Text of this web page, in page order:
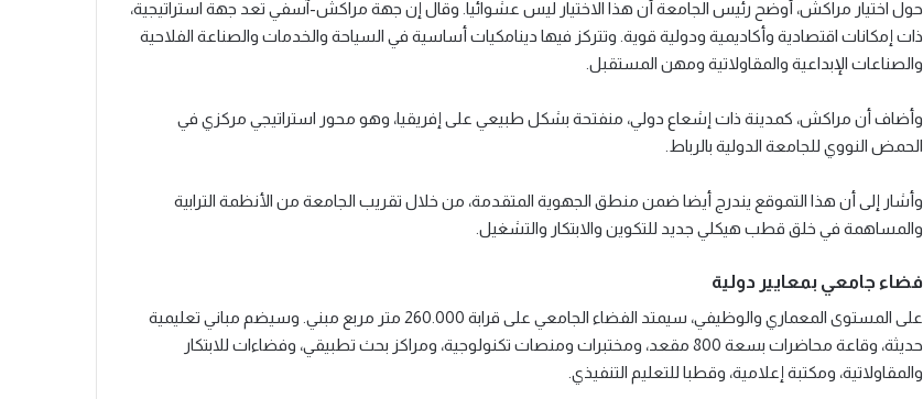
حول اختيار مراكش، أوضح رئيس الجامعة أن هذا الاختيار ليس عشوائيا. وقال إن جهة مراكش-آسفي تعد جهة استراتيجية،
ذات إمكانات اقتصادية وأكاديمية ودولية قوية. وتتركز فيها دينامكيات أساسية في السياحة والخدمات والصناعة الفلاحية
والصناعات الإبداعية والمقاولاتية ومهن المستقبل.
وأضاف أن مراكش، كمدينة ذات إشعاع دولي، منفتحة بشكل طبيعي على إفريقيا، وهو محور استراتيجي مركزي في
الحمض النووي للجامعة الدولية بالرباط.
وأشار إلى أن هذا التموقع يندرج أيضا ضمن منطق الجهوية المتقدمة، من خلال تقريب الجامعة من الأنظمة الترابية
والمساهمة في خلق قطب هيكلي جديد للتكوين والابتكار والتشغيل.
فضاء جامعي بمعايير دولية
على المستوى المعماري والوظيفي، سيمتد الفضاء الجامعي على قرابة 260.000 متر مربع مبني. وسيضم مباني تعليمية
حديثة، وقاعة محاضرات بسعة 800 مقعد، ومختبرات ومنصات تكنولوجية، ومراكز بحث تطبيقي، وفضاءات للابتكار
والمقاولاتية، ومكتبة إعلامية، وقطبا للتعليم التنفيذي.